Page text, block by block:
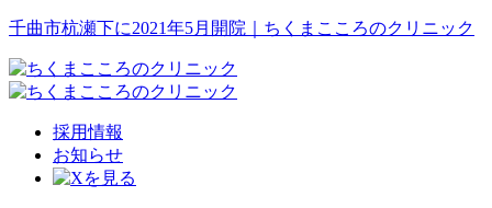
千曲市杭瀬下に2021年5月開院｜ちくまこころのクリニック
採用情報
お知らせ